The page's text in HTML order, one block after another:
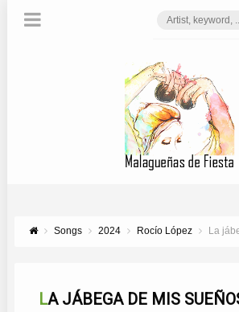
Songs 2024 Rocío López La
LA JÁBEGA DE MIS